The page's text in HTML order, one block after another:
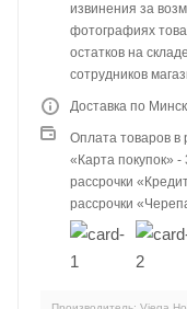
извинения за
фотографиях
остатков на
сотрудников
Доставка по
Оплата товаров в
«Карта покупок»
рассрочки
рассрочки